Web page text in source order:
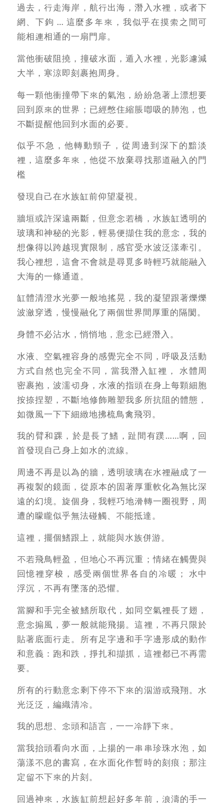
過去，行走海岸，航行出海，潛入水裡，或者下
網、下鉤 … 這麼多年來，我似乎在摸索之間可
能相連相通的一扇門扉。
當他衝破阻撓，撞破水面，遁入水裡，光影濾減
大半，寒涼即刻裹抱周身。
每一顆他衝撞帶下來的氣泡，紛紛急著上漂想要
回到原來的世界；已經憋住縮脹喞吸的肺泡，也
不斷提醒他回到水面的必要。
似乎不急，他轉動頸子，從周邊到深下的黯淡
裡，這麼多年來，他從不放棄尋找那道融入的門
檻
發現自己在水族缸前仰望凝視。
牆垣或許深遠兩斷，但意念若橋，水族缸透明的
玻璃和神秘的光影，輕易便擷住我的意念，我的
想像得以跨越現實限制，感官受水波泛漾牽引。
我心裡想，這會不會就是尋覓多時輕巧就能融入
大海的一條通道。
缸體清澄水光夢一般地搖晃，我的凝望跟著爍爍
波瀲穿透，慢慢融化了兩個世界間厚重的隔閡。
身體不必沾水，悄悄地，意念已經潛入。
水液、空氣裡容身的感覺完全不同，呼吸及活動
方式自然也完全不同，當我潛入缸裡， 水體周
密裹抱，波濡切身，水液的指頭在身上每顆細胞
按捺捏塑，不斷地修飾雕塑我多所抗阻的體態，
如微風一下下細緻地拂梳鳥禽飛羽。
我的臂和踝，於是長了鰭，趾間有蹼……啊，回
首發現自己身上如水的流線。
周邊不再是以為的牆，透明玻璃在水裡融成了一
再複製的鏡面，從原本的固著厚重軟化為無比深
遠的幻境。旋個身，我輕巧地滑轉一圈視野，周
遭的矇矓似乎無法碰觸、不能抵達。
這裡，擺個鰭跟上，就能與水族併游。
不若飛鳥輕盈，但地心不再沉重；情緒在觸覺與
回憶裡穿梭，感受兩個世界各自的冷暖； 水中
浮沉，不再有墜落的恐懼。
當腳和手完全被鰭所取代，如同空氣裡長了翅，
意念搧風，夢一般就能飛揚。這裡，不再只限於
貼著底面行走。所有足字邊和手字邊形成的動作
和意義：跑和跌，掙扎和擷抓，這裡都已不再需
要。
所有的行動意念剩下停不下來的泅游或飛翔。水
光泛泛，編織清冷。
我的思想、念頭和語言，一一冷靜下來。
當我抬頭看向水面，上揚的一串串珍珠水泡，如
蕩漾不息的書寫，在水面化作暫時的刻痕；那注
定留不下來的片刻。
回過神來，水族缸前想起好多年前，浪濤的手一